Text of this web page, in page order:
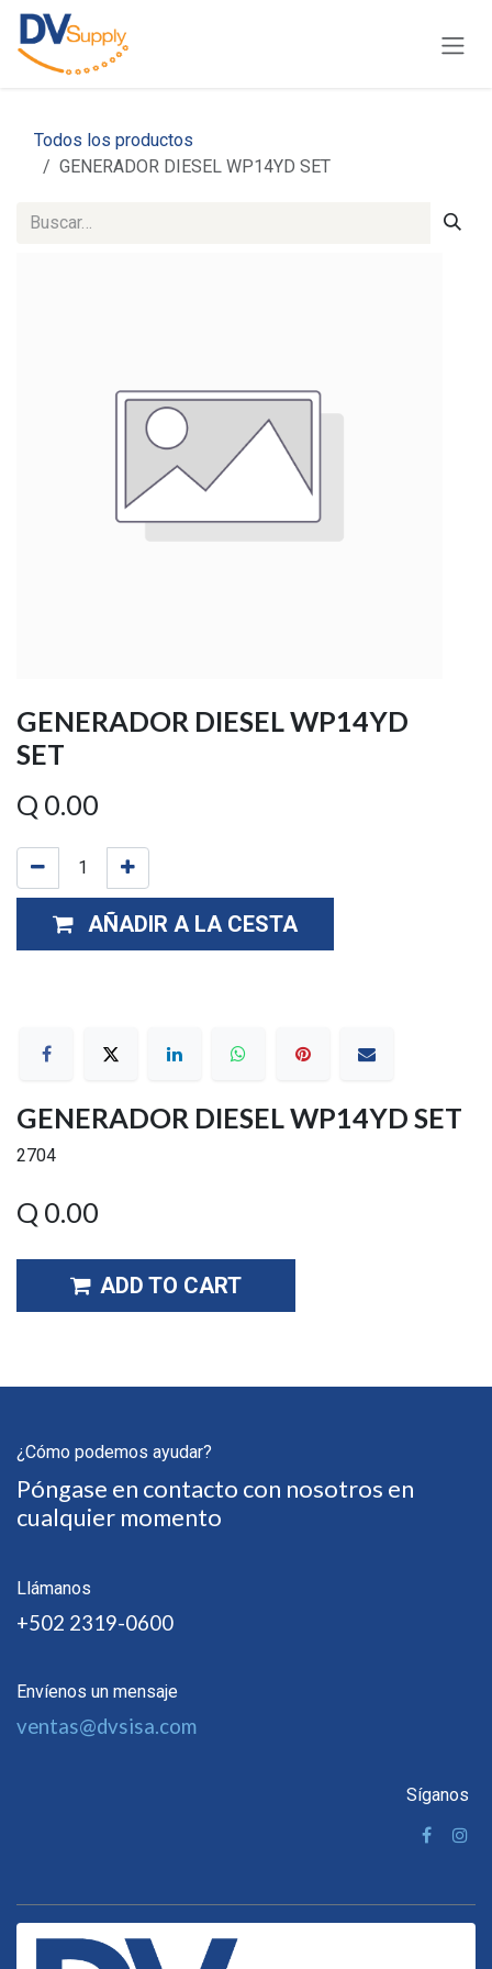
Ir al contenido
Todos los productos
GENERADOR DIESEL WP14YD SET
GENERADOR DIESEL WP14YD
SET
Q 0.00
AÑADIR A LA CESTA
GENERADOR DIESEL WP14YD SET
2704
Q 0.00
ADD TO CART
¿Cómo podemos ayudar?
Póngase en contacto con nosotros en
cualquier momento
Llámanos
+502 2319-0600
Envíenos un mensaje
ventas@dvsisa.com
Síganos